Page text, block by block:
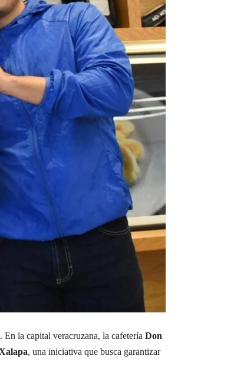
la capital veracruzana, la cafetería Don
, una iniciativa que busca garantizar